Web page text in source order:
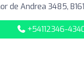
de Andrea 3485,
+54112346-